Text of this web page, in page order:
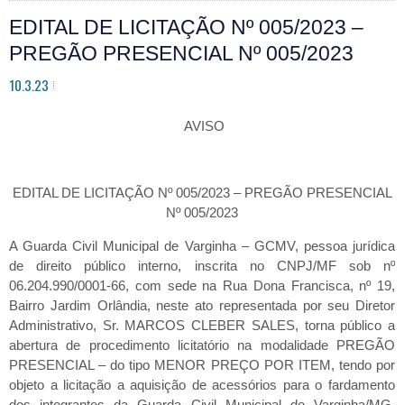
EDITAL DE LICITAÇÃO Nº 005/2023 –
PREGÃO PRESENCIAL Nº 005/2023
10.3.23
AVISO
EDITAL DE LICITAÇÃO Nº 005/2023 – PREGÃO PRESENCIAL
Nº 005/2023
A Guarda Civil Municipal de Varginha – GCMV, pessoa jurídica
de direito público interno, inscrita no CNPJ/MF sob nº
06.204.990/0001-66, com sede na Rua Dona Francisca, nº 19,
Bairro Jardim Orlândia, neste ato representada por seu Diretor
Administrativo, Sr. MARCOS CLEBER SALES, torna público a
abertura de procedimento licitatório na modalidade PREGÃO
PRESENCIAL – do tipo MENOR PREÇO POR ITEM, tendo por
objeto a licitação a aquisição de acessórios para o fardamento